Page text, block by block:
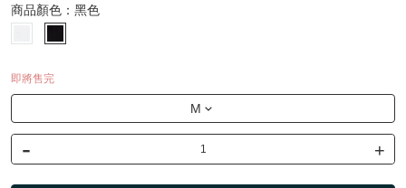
商品顏色： 黑色
即將售完
M
- +